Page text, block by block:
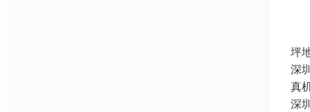
坪
深
真
深